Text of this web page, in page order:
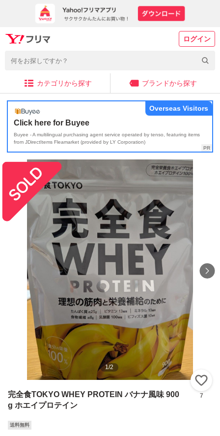
ログイン
カテゴリから探す ブランドから探す
Click here for Buyee
Buyee - A multilingual purchasing agent service operated by tenso, featuring items
from JDirectItems Fleamarket (provided by LY Corporation)
Overseas Visitors
1/2
完全食TOKYO WHEY PROTEIN バナナ風味 900
g ホエイプロテイン
7
送料無料